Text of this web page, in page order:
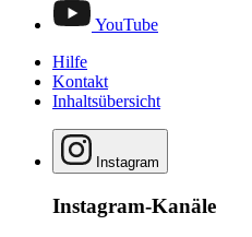
YouTube
Hilfe
Kontakt
Inhaltsübersicht
Instagram
Instagram-Kanäle